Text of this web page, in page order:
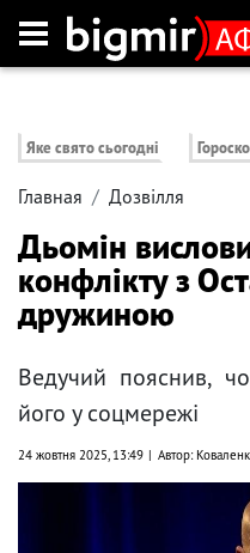
Яке свято сьогодні
Главная Дозвілля
Дьомін
конфлікту з
дружиною
Ведучий пояснив,
його у соцмережі
24 жовтня 2025, 13:49 Автор: